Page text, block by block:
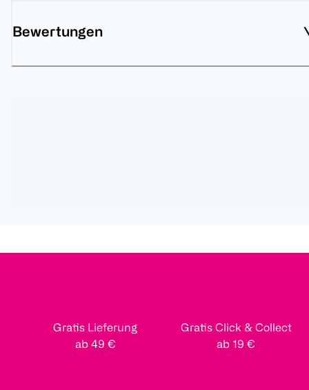
Bewertungen
Gratis Lieferung
ab 49 €
Gratis Click & Collect
ab 19 €